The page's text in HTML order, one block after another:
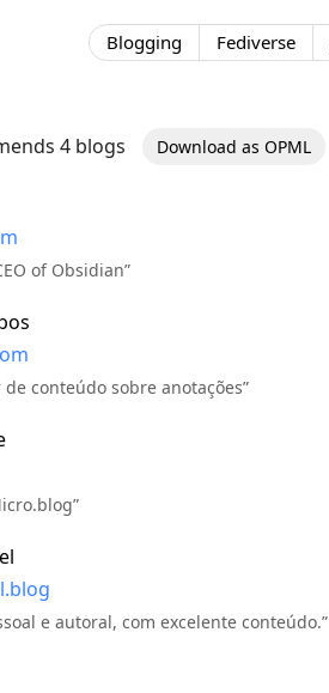
Blogging Fediverse
4 blogs Download as OPML
of Obsidian”
conteúdo sobre anotações”
e autoral, com excelente conteúdo.”